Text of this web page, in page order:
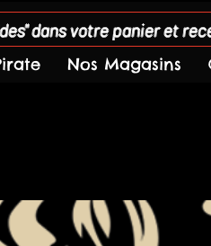
dans votre panier et
Nos Magasins